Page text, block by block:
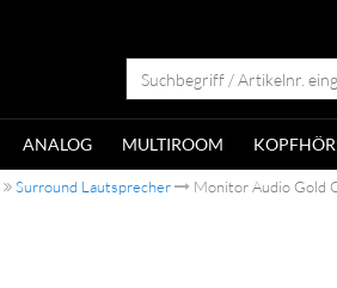
ANALOG MULTIROOM
Surround Lautsprecher Monitor Audio Gold